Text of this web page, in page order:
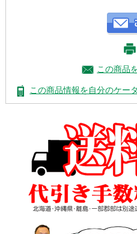
この商品
この商品情報を自分のケー